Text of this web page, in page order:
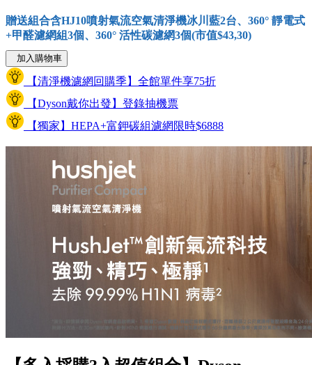
贈送組合含HJ10噴射氣流空氣清淨機冰川藍2台、360° 靜電式
+甲醛濾網組3個、360° 活性碳濾網3個(市值$43,30)
加入購物車
【清淨機濾網回購季】全館單件享75折
【Dyson戴你出發】登錄抽機票
【獨家】HEPA+富鉀碳組濾網限時$6888